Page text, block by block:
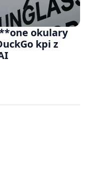
okulary
kpi z